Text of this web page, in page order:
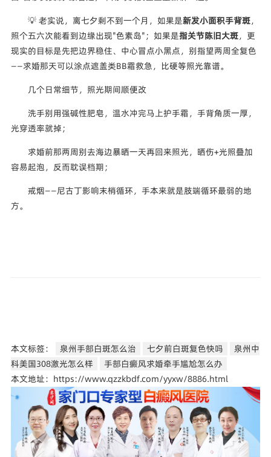
💡 老实说，离七夕剩不到一个月，如果是新发小面积手背斑，
照个五六次能看到边缘出现"色素岛"；如果是指关节陈旧大斑，更
现实的目标是先把边界稳住、中心冒点小黑点，别指望两周全复色
——求婚那天可以涂点遮盖类BB霜救急，比硬等照光靠谱。
几个日常细节，照光期间顺便改
洗手别用强碱性肥皂，温水冲完马上护手霜，手背角质一厚，
光穿透率就掉；
求婚前那两周别去海边暴晒一天再回来照光，晒伤+光照叠加
容易起泡，反而耽误档期；
戒烟——尼古丁影响末梢循环，手本来就是肢端循环最弱的地
方。
本文标签： 泉州手部白斑怎么治 七夕前白斑复色快吗
泉州中
科美国308激光怎么样
手部白癜风求婚牵手尴尬怎么办
本文地址：https://www.qzzkbdf.com/yyxw/8886.html